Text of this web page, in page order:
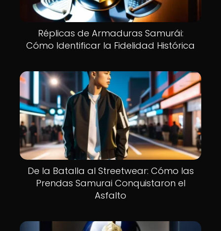
Réplicas de Armaduras Samurái:
Cómo Identificar la Fidelidad Histórica
De la Batalla al Streetwear: Cómo las
Prendas Samurai Conquistaron el
Asfalto